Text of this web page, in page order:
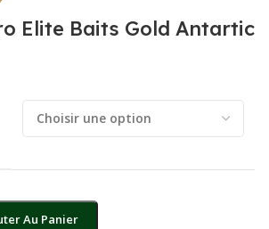
Elite Baits Gold Antartic
Au Panier